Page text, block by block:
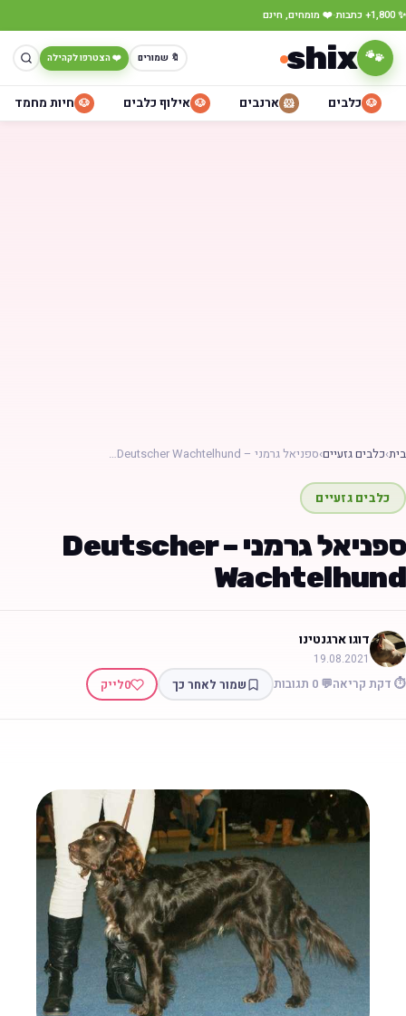
✨ 1,800+ כתבות ·❤️ מומחים, חינם
🐾
shix 🔖 שמורים ❤️ הצטרפו לקהילה
🐶 כלבים 🐹 ארנבים 🐶 אילוף כלבים 🐶 חיות מחמד
בית›כלבים גזעיים›ספניאל גרמני – Deutscher Wachtelhund…
כלבים גזעיים
ספניאל גרמני – Deutscher
Wachtelhund
דוגו ארגנטינו
19.08.2021
⏱️ דקת קריאה💬 0 תגובות שמור לאחר כך 0לייק